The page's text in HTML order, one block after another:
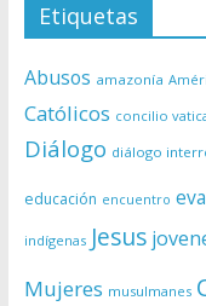
Etiquetas
Abusos amazonía
Católicos concilio
Diálogo diálogo
educación encuentro
indígenas Jesus
Mujeres musulmanes